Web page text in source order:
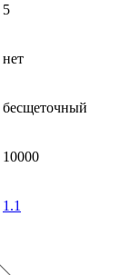
5
нет
бесщеточный
10000
1.1